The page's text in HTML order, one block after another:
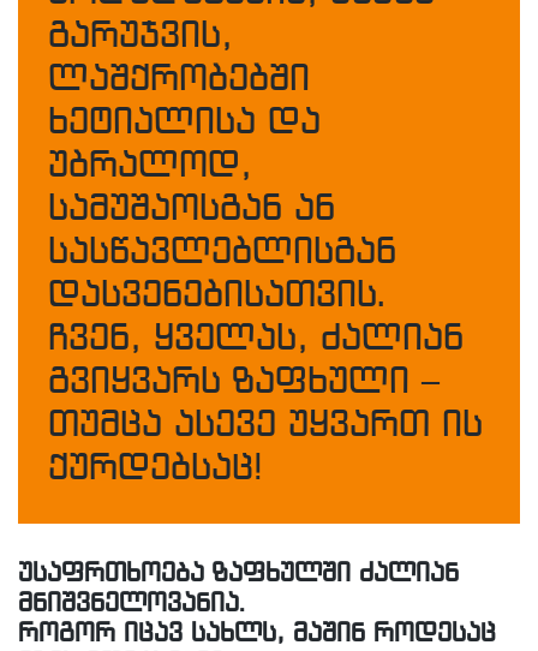
გარუჯვის,
ლაშქრობებში
ხეტიალისა და
უბრალოდ,
სამუშაოსგან ან
სასწავლებლისგან
დასვენებისათვის.
ჩვენ, ყველას, ძალიან
გვიყვარს ზაფხული –
თუმცა ასევე უყვართ ის
ქურდებსაც!
უსაფრთხოება ზაფხულში ძალიან
მნიშვნელოვანია.
როგორ იცავ სახლს, მაშინ როდესაც